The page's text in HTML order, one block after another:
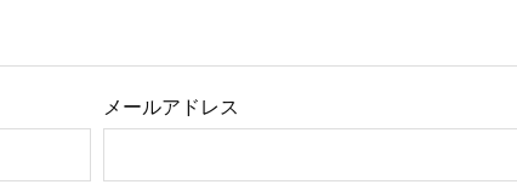
メールアドレス